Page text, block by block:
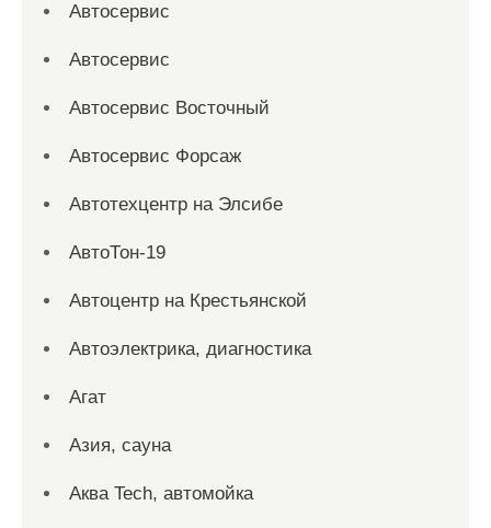
Автосервис
Автосервис
Автосервис Восточный
Автосервис Форсаж
Автотехцентр на Элсибе
АвтоТон-19
Автоцентр на Крестьянской
Автоэлектрика, диагностика
Агат
Азия, сауна
Аква Tech, автомойка